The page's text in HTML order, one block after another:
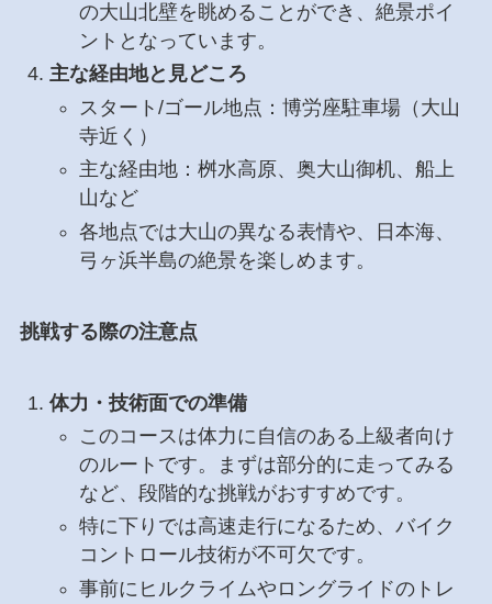
の大山北壁を眺めることができ、絶景ポイ
ントとなっています。
主な経由地と見どころ
スタート/ゴール地点：博労座駐車場（大山
寺近く）
主な経由地：桝水高原、奥大山御机、船上
山など
各地点では大山の異なる表情や、日本海、
弓ヶ浜半島の絶景を楽しめます。
挑戦する際の注意点
体力・技術面での準備
このコースは体力に自信のある上級者向け
のルートです。まずは部分的に走ってみる
など、段階的な挑戦がおすすめです。
特に下りでは高速走行になるため、バイク
コントロール技術が不可欠です。
事前にヒルクライムやロングライドのトレ